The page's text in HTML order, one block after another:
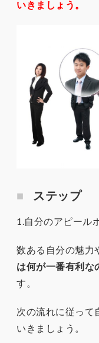
いきましょう。
ステップ
1.自分のアピール
数ある自分の魅力
は何が一番有利な
す。
次の流れに従って
いきましょう。